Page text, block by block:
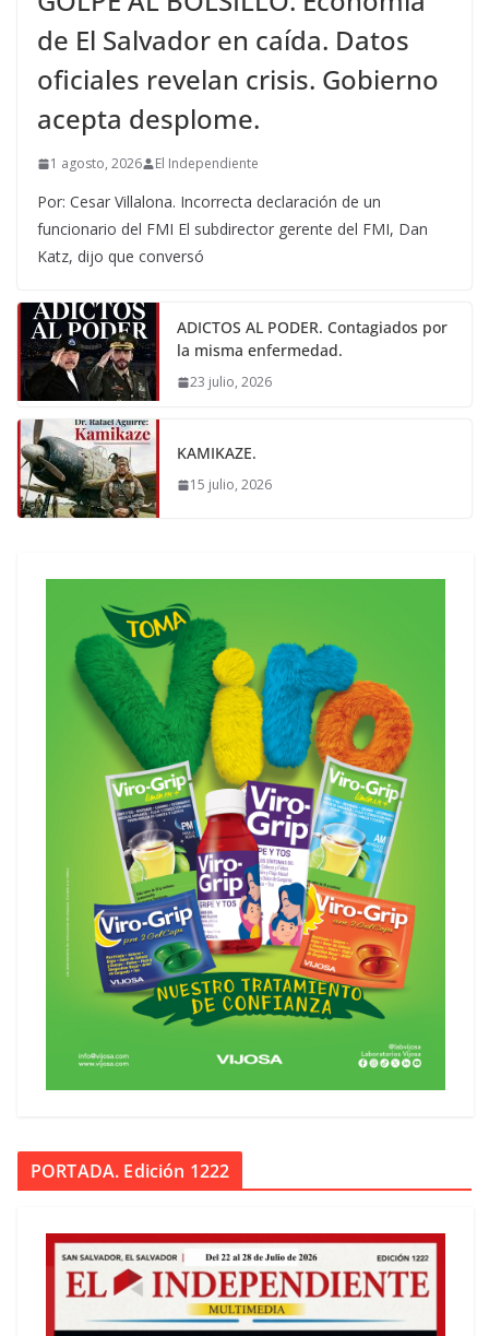
de El Salvador en caída. Datos
oficiales revelan crisis. Gobierno
acepta desplome.
1 agosto, 2026 El Independiente
Por: Cesar Villalona. Incorrecta declaración de un
funcionario del FMI El subdirector gerente del FMI, Dan
Katz, dijo que conversó
ADICTOS AL PODER. Contagiados por
la misma enfermedad.
23 julio, 2026
KAMIKAZE.
15 julio, 2026
PORTADA. Edición 1222